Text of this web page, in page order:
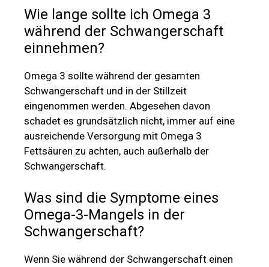
Wie lange sollte ich Omega 3
während der Schwangerschaft
einnehmen?
Omega 3 sollte während der gesamten
Schwangerschaft und in der Stillzeit
eingenommen werden. Abgesehen davon
schadet es grundsätzlich nicht, immer auf eine
ausreichende Versorgung mit Omega 3
Fettsäuren zu achten, auch außerhalb der
Schwangerschaft.
Was sind die Symptome eines
Omega-3-Mangels in der
Schwangerschaft?
Wenn Sie während der Schwangerschaft einen